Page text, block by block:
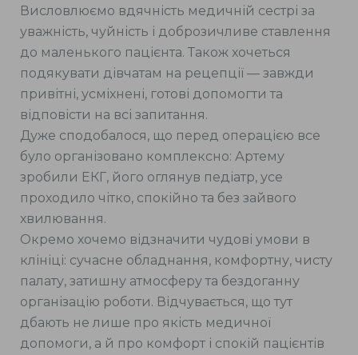
Висловлюємо вдячність медичній сестрі за
уважність, чуйність і доброзичливе ставлення
до маленького пацієнта. Також хочеться
подякувати дівчатам на рецепції — завжди
привітні, усміхнені, готові допомогти та
відповісти на всі запитання.
Дуже сподобалося, що перед операцією все
було організовано комплексно: Артему
зробили ЕКГ, його оглянув педіатр, усе
проходило чітко, спокійно та без зайвого
хвилювання.
Окремо хочемо відзначити чудові умови в
клініці: сучасне обладнання, комфортну, чисту
палату, затишну атмосферу та бездоганну
організацію роботи. Відчувається, що тут
дбають не лише про якість медичної
допомоги, а й про комфорт і спокій пацієнтів